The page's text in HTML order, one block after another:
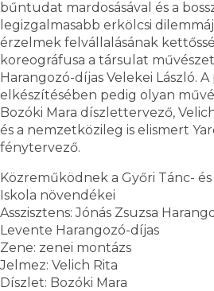
bűntudat mardosásával és a
legizgalmasabb erkölcsi
érzelmek felvállalásának
koreográfusa a társulat
Harangozó-díjas Velekei László.
elkészítésében pedig olyan
Bozóki Mara díszlettervező,
és a nemzetközileg is elismert
fénytervező.
Közreműködnek a Győri Tánc-
Iskola növendékei
Asszisztens: Jónás Zsuzsa
Levente Harangozó-díjas
Zene: zenei montázs
Jelmez: Velich Rita
Díszlet: Bozóki Mara